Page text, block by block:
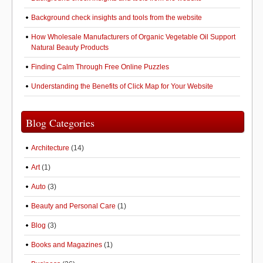
Background check insights and tools from the website
How Wholesale Manufacturers of Organic Vegetable Oil Support
Natural Beauty Products
Finding Calm Through Free Online Puzzles
Understanding the Benefits of Click Map for Your Website
Blog Categories
Architecture (14)
Art(1)
Auto (3)
Beauty and Personal Care (1)
Blog (3)
Books and Magazines (1)